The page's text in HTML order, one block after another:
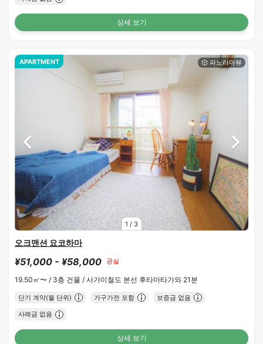
상세 보기
1 / 3
APARTMENT
오크맨션 요코하마
¥51,000 - ¥58,000 공실
19.50㎡〜 / 3층 건물 / 사가미철도 본선 후타마타가와 21분
단기 계약(월 단위) 가구가전 포함 보증금 없음
사례금 없음
상세 보기